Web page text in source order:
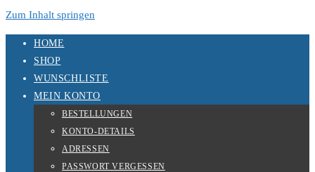
Zum Inhalt springen
HOME
SHOP
WUNSCHLISTE
MEIN KONTO
BESTELLUNGEN
KONTO-DETAILS
ADRESSEN
PASSWORT VERGESSEN